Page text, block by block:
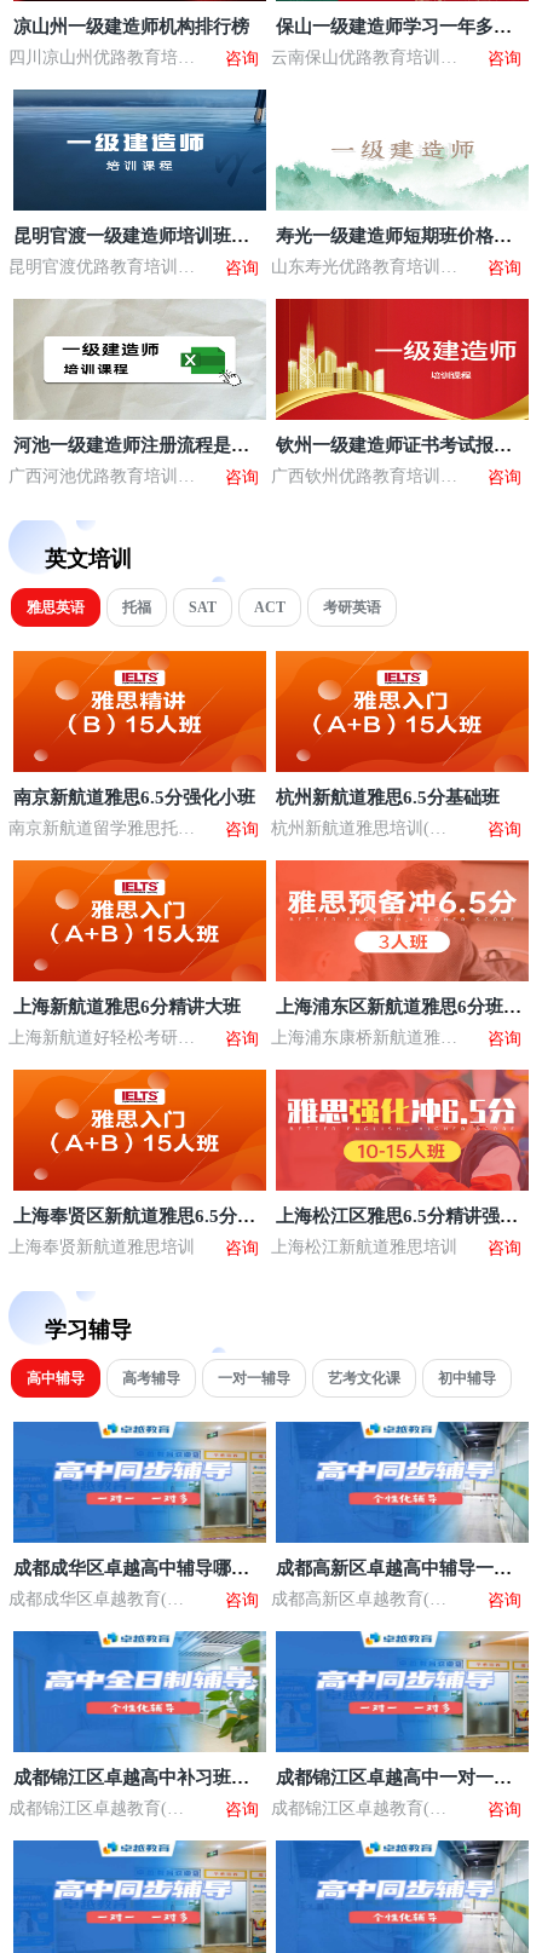
凉山州一级建造师机构排行榜
四川凉山州优路教育培训
咨询
保山一级建造师学习一年多少
钱
云南保山优路教育培训学
咨询
昆明官渡一级建造师培训班怎
么挑选
昆明官渡优路教育培训学
咨询
寿光一级建造师短期班价格多
少
山东寿光优路教育培训学
咨询
河池一级建造师注册流程是什
么
广西河池优路教育培训学
咨询
钦州一级建造师证书考试报考
费多少
广西钦州优路教育培训学
咨询
英文培训
雅思英语 托福 SAT ACT 考研英语
南京新航道雅思6.5分强化小班
南京新航道留学雅思托福
咨询
杭州新航道雅思6.5分基础班
杭州新航道雅思培训(钱
咨询
上海新航道雅思6分精讲大班
上海新航道好轻松考研曹
咨询
上海浦东区新航道雅思6分班基
础班
上海浦东康桥新航道雅思
咨询
上海奉贤区新航道雅思6.5分精
讲班
上海奉贤新航道雅思培训 咨询
上海松江区雅思6.5分精讲强化
大班
上海松江新航道雅思培训 咨询
学习辅导
高中辅导 高考辅导 一对一辅导 艺考文化课 初中辅导
成都成华区卓越高中辅导哪个
好
成都成华区卓越教育(乐
咨询
成都高新区卓越高中辅导一对
多辅导
成都高新区卓越教育(紫
咨询
成都锦江区卓越高中补习班暑
假班
成都锦江区卓越教育(橡
咨询
成都锦江区卓越高中一对一收
费价格表
成都锦江区卓越教育(望
咨询